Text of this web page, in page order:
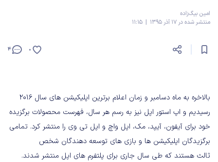
امین بیگ‌زاده
منتشر شده در 17 آذر 1395 | 11:15
4 0
بالاخره به ماه دسامبر و زمان اعلام برترین اپلیکیشن های سال 2016
رسیدیم و اپ استور اپل نیز به رسم هر سال، فهرست محصولات برگزیده
خود برای آیفون، آیپد، مک، اپل واچ و اپل تی وی را منتشر کرد. تمامی
برگزیدگان اپلیکیشن ها و بازی های توسعه دهندگان شخص
ثالث هستند که طی سال جاری برای پلتفرم های اپل منتشر شدند.